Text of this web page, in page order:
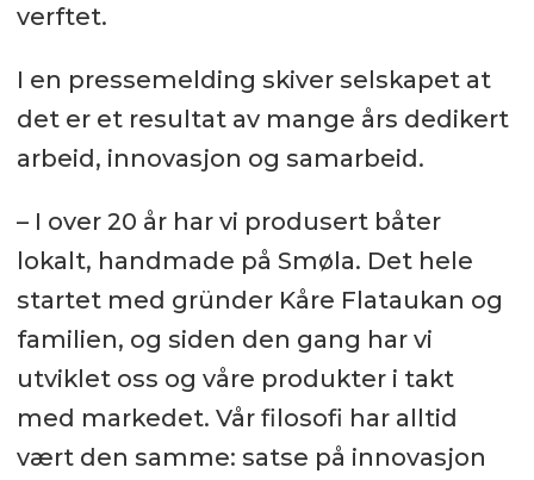
verftet.
I en pressemelding skiver selskapet at
det er et resultat av mange års dedikert
arbeid, innovasjon og samarbeid.
– I over 20 år har vi produsert båter
lokalt, handmade på Smøla. Det hele
startet med gründer Kåre Flataukan og
familien, og siden den gang har vi
utviklet oss og våre produkter i takt
med markedet. Vår filosofi har alltid
vært den samme: satse på innovasjon